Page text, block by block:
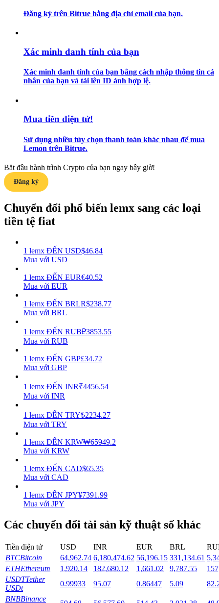
Chiến lược giao dịch
Earn
Power Piggy
Làm cho tài sản của bạn tăng giá trị đều đặn
Staking
Lợi nhuận cao và truy cập ngay lập tức
Đăng ký trên Bitrue bằng địa chỉ email của bạn.
Xác minh danh tính của bạn
Xác minh danh tính của bạn bằng cách nhập thông tin cá
nhân của bạn và tải lên ID ảnh hợp lệ.
Mua tiền điện tử!
Sử dụng nhiều tùy chọn thanh toán khác nhau để mua
Lemon trên Bitrue.
Bắt đầu hành trình Crypto của bạn ngay bây giờ!
Đăng ký
Chuyển đổi phổ biến lemx sang các loại
tiền tệ fiat
1 lemx ĐẾN USD$46.84
Mua với USD
1 lemx ĐẾN EUR€40.52
Mua với EUR
1 lemx ĐẾN BRLR$238.77
Mua với BRL
1 lemx ĐẾN RUB₽3853.55
Mua với RUB
1 lemx ĐẾN GBP£34.72
Mua với GBP
1 lemx ĐẾN INR₹4456.54
Mua với INR
1 lemx ĐẾN TRY₺2234.27
Mua với TRY
1 lemx ĐẾN KRW₩65949.2
Mua với KRW
1 lemx ĐẾN CAD$65.35
Mua với CAD
1 lemx ĐẾN JPY¥7391.99
Mua với JPY
Các chuyển đổi tài sản kỹ thuật số khác
Tiền điện tử USD INR EUR BRL
BTCBitcoin 64,962.74 6,180,474.62 56,196.15 331,134.61
ETHEthereum 1,920.14 182,680.12 1,661.02 9,787.55
USDTTether
USDt
0.99933 95.07 0.86447 5.09
BNBBinance